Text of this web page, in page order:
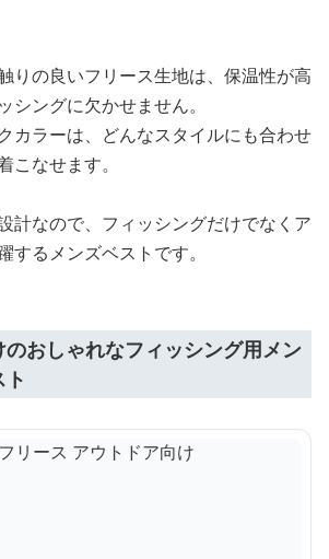
りの良いフリース生地は、保温性が高
シングに欠かせません。
カラーは、どんなスタイルにも合わせ
こなせます。
計なので、フィッシングだけでなくア
するメンズベストです。
おしゃれなフィッシング用メン